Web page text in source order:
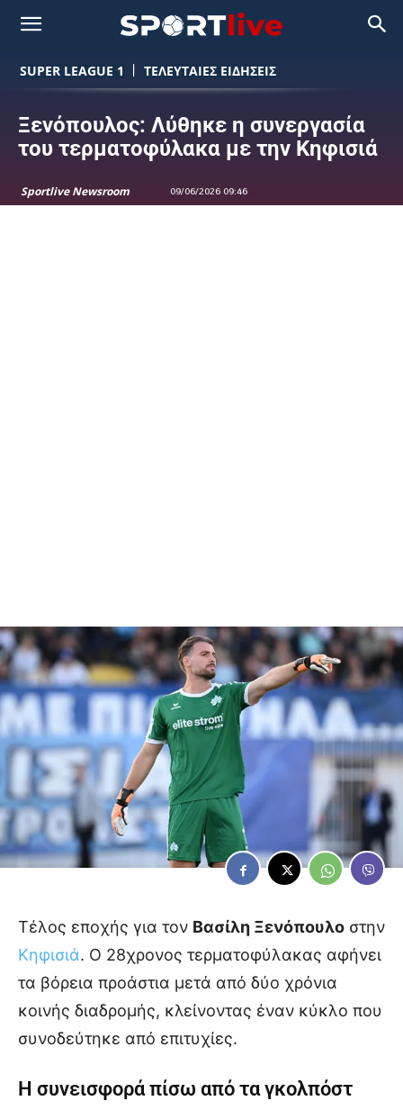
SUPER LEAGUE 1 ΤΕΛΕΥΤΑΙΕΣ ΕΙΔΗΣΕΙΣ
Ξενόπουλος: Λύθηκε η συνεργασία
του τερματοφύλακα με την Κηφισιά
Sportlive Newsroom 09/06/2026 09:46
Τέλος εποχής για τον Βασίλη Ξενόπουλο στην
Κηφισιά. Ο 28χρονος τερματοφύλακας αφήνει
τα βόρεια προάστια μετά από δύο χρόνια
κοινής διαδρομής, κλείνοντας έναν κύκλο που
συνοδεύτηκε από επιτυχίες.
Η συνεισφορά πίσω από τα γκολπόστ